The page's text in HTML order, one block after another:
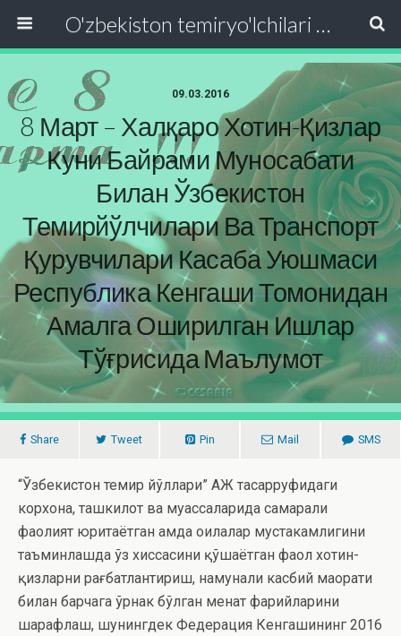
O'zbekiston temiryo'lchilari va transport quruvchilari kasaba uyushmasi Respublika Kengashi
09.03.2016
8 Март – Халқаро Хотин-Қизлар
Куни Байрами Муносабати
Билан Ўзбекистон
Темирйўлчилари Ва Транспорт
Қурувчилари Касаба Уюшмаси
Республика Кенгаши Томонидан
Амалга Оширилган Ишлар
Тўғрисида Маълумот
Share Tweet Pin Mail SMS
“Ўзбекистон темир йўллари” АЖ тасарруфидаги
корхона, ташкилот ва муассаларида самарали
фаолият юритаётган ҳамда оилалар мустаҳкамлигини
таъминлашда ўз хиссасини қўшаётган фаол хотин-
қизларни рағбатлантириш, намунали касбий маҳорати
билан барчага ўрнак бўлган меҳнат фаҳрийларини
шарафлаш, шунингдек Федерация Кенгашининг 2016